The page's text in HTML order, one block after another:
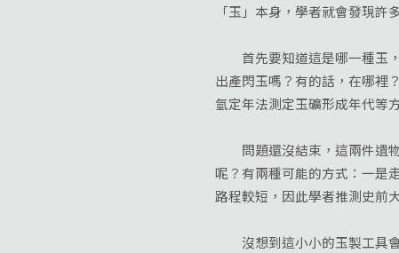
「玉」本身，學者就會發現許
首先要知道這是哪一種玉，
出產閃玉嗎？有的話，在哪裡
氫定年法測定玉礦形成年代等
問題還沒結束，這兩件遺物
呢？有兩種可能的方式：一是
路程較短，因此學者推測史前
沒想到這小小的玉製工具會